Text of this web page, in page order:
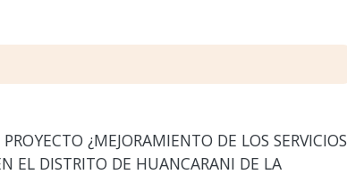
¿MEJORAMIENTO DE LOS SERVICIOS
EL DISTRITO DE HUANCARANI DE LA